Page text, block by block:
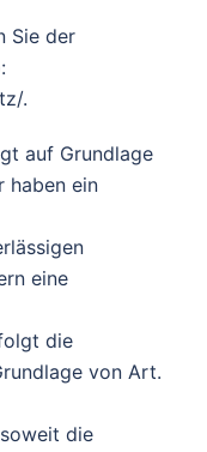
Sie der
.
auf Grundlage
haben ein
eine
die
von Art.
die